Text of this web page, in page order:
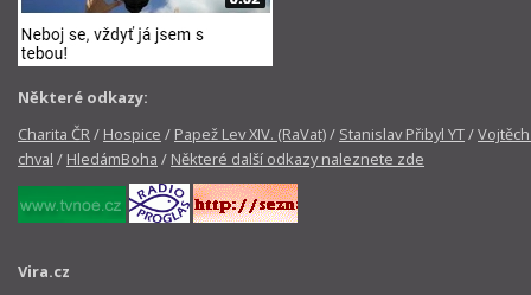
Některé odkazy:
Charita ČR/ Hospice / Papež Lev XIV. (RaVat)/ Stanislav Přibyl YT/
chval / HledámBoha / Některé další odkazy naleznete zde
Vira.cz